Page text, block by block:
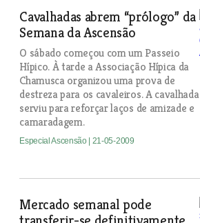
Cavalhadas abrem “prólogo” da
Semana da Ascensão
O sábado começou com um Passeio
Hípico. À tarde a Associação Hípica da
Chamusca organizou uma prova de
destreza para os cavaleiros. A cavalhada
serviu para reforçar laços de amizade e
camaradagem.
Especial Ascensão | 21-05-2009
Mercado semanal pode